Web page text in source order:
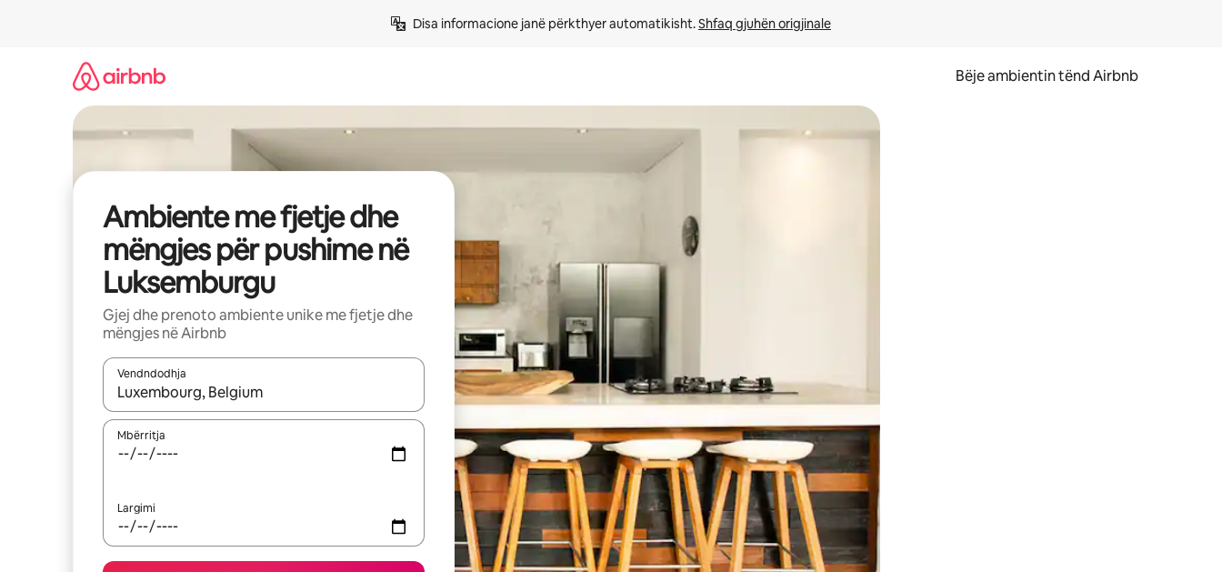
Disa informacione janë përkthyer automatikisht. Shfaq gjuhën origjinale
Bëje ambientin tënd Airbnb
Ambiente me fjetje dhe
mëngjes për pushime në
Luksemburgu
Gjej dhe prenoto ambiente unike me fjetje dhe
mëngjes në Airbnb
Vendndodhja
Kur rezultatet të jenë të disponueshme, lëviz me butonat e shigjetave lart e poshtë ose eksploro duke prekur ose duke lëvizur ekranin.
Mbërritja
Largimi